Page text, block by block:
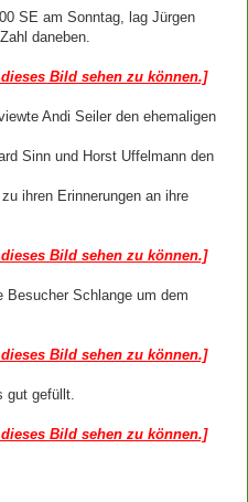
SE am Sonntag, lag Jürgen
daneben.
Bild sehen zu können.]
Andi Seiler den ehemaligen
Sinn und Horst Uffelmann den
ihren Erinnerungen an ihre
Bild sehen zu können.]
Besucher Schlange um dem
Bild sehen zu können.]
gut gefüllt.
Bild sehen zu können.]